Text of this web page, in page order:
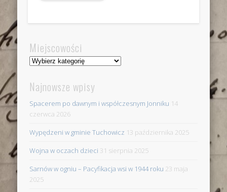
Miejscowości
Miejscowości
Najnowsze wpisy
Spacerem po dawnym i współczesnym Jonniku 14
czerwca 2026
Wypędzeni w gminie Tuchowicz 13 października 2025
Wojna w oczach dzieci 31 sierpnia 2025
Sarnów w ogniu – Pacyfikacja wsi w 1944 roku 23 maja
2025